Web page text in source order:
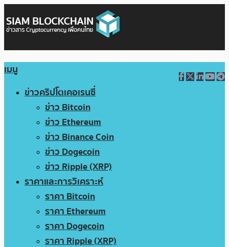
เมนู
ข่าวคริปโตเคอเรนซี่
ข่าว Bitcoin
ข่าว Ethereum
ข่าว Binance Coin
ข่าว Dogecoin
ข่าว Ripple (XRP)
ราคาและการวิเคราะห์
ราคา Bitcoin
ราคา Ethereum
ราคา Dogecoin
ราคา Ripple (XRP)